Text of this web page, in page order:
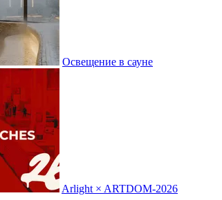
Освещение в сауне
Arlight × ARTDOM-2026